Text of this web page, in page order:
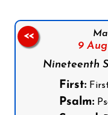
9
Nineteenth
First:
Psalm:
<<